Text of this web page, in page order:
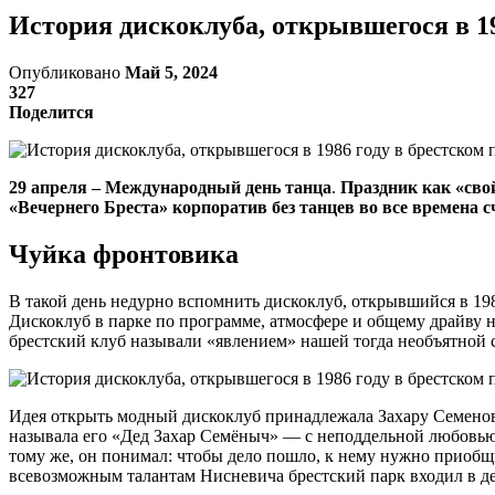
История дискоклуба, открывшегося в
Опубликовано Май 5, 2024
327
Поделится
29 апреля – Международный день танца. Праздник как
«Вечернего Бреста» корпоратив без танцев во все
Чуйка фронтовика
В такой день недурно вспомнить дискоклуб, открывшийся в
Дискоклуб в парке по программе, атмосфере и общему драйву
брестский клуб называли «явлением» нашей тогда
Идея открыть модный дискоклуб принадлежала Захару
называла его «Дед Захар Семёныч» — с неподдельной
тому же, он понимал: чтобы дело пошло, к нему нужно
всевозможным талантам Нисневича брестский парк входил в